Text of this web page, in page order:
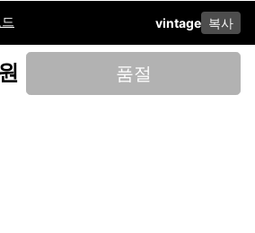
vintage 복사
품절
개인정보 처리방침사업자 정보다운로드
인스타그램